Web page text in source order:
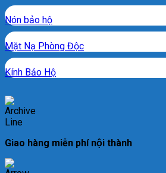
Nón bảo hộ
Mặt Nạ Phòng Độc
Kính Bảo Hộ
Giao hàng miễn phí nội thành